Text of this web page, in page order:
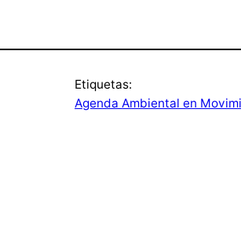
Etiquetas:
Agenda Ambiental en